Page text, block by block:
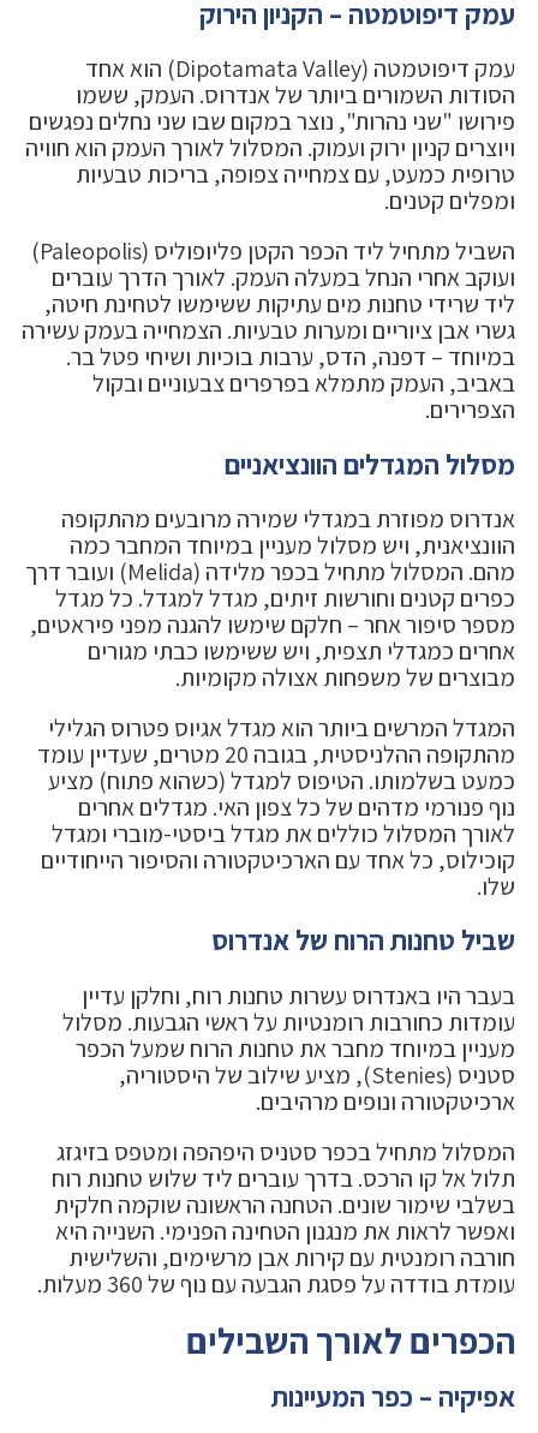
עמק דיפוטמטה – הקניון הירוק
עמק דיפוטמטה (Dipotamata Valley) הוא אחד
הסודות השמורים ביותר של אנדרוס. העמק, ששמו
פירושו "שני נהרות", נוצר במקום שבו שני נחלים נפגשים
ויוצרים קניון ירוק ועמוק. המסלול לאורך העמק הוא חוויה
טרופית כמעט, עם צמחייה צפופה, בריכות טבעיות
ומפלים קטנים.
השביל מתחיל ליד הכפר הקטן פליופוליס (Paleopolis)
ועוקב אחרי הנחל במעלה העמק. לאורך הדרך עוברים
ליד שרידי טחנות מים עתיקות ששימשו לטחינת חיטה,
גשרי אבן ציוריים ומערות טבעיות. הצמחייה בעמק עשירה
במיוחד – דפנה, הדס, ערבות בוכיות ושיחי פטל בר.
באביב, העמק מתמלא בפרפרים צבעוניים ובקול
הצפרירים.
מסלול המגדלים הוונציאניים
אנדרוס מפוזרת במגדלי שמירה מרובעים מהתקופה
הוונציאנית, ויש מסלול מעניין במיוחד המחבר כמה
מהם. המסלול מתחיל בכפר מלידה (Melida) ועובר דרך
כפרים קטנים וחורשות זיתים, מגדל למגדל. כל מגדל
מספר סיפור אחר – חלקם שימשו להגנה מפני פיראטים,
אחרים כמגדלי תצפית, ויש ששימשו כבתי מגורים
מבוצרים של משפחות אצולה מקומיות.
המגדל המרשים ביותר הוא מגדל אגיוס פטרוס הגלילי
מהתקופה ההלניסטית, בגובה 20 מטרים, שעדיין עומד
כמעט בשלמותו. הטיפוס למגדל (כשהוא פתוח) מציע
נוף פנורמי מדהים של כל צפון האי. מגדלים אחרים
לאורך המסלול כוללים את מגדל ביסטי-מוברי ומגדל
קוכילוס, כל אחד עם הארכיטקטורה והסיפור הייחודיים
שלו.
שביל טחנות הרוח של אנדרוס
בעבר היו באנדרוס עשרות טחנות רוח, וחלקן עדיין
עומדות כחורבות רומנטיות על ראשי הגבעות. מסלול
מעניין במיוחד מחבר את טחנות הרוח שמעל הכפר
סטניס (Stenies), מציע שילוב של היסטוריה,
ארכיטקטורה ונופים מרהיבים.
המסלול מתחיל בכפר סטניס היפהפה ומטפס בזיגזג
תלול אל קו הרכס. בדרך עוברים ליד שלוש טחנות רוח
בשלבי שימור שונים. הטחנה הראשונה שוקמה חלקית
ואפשר לראות את מנגנון הטחינה הפנימי. השנייה היא
חורבה רומנטית עם קירות אבן מרשימים, והשלישית
עומדת בודדה על פסגת הגבעה עם נוף של 360 מעלות.
הכפרים לאורך השבילים
אפיקיה – כפר המעיינות